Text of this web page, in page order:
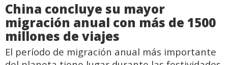
China concluye su mayor
migración anual con más de 1500
millones de viajes
El período de migración anual más importante